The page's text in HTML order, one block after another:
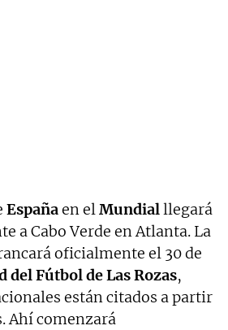
Españaen elMundialllegará
a Cabo Verde en Atlanta. La
oficialmente el 30 de
del Fútbol de Las Rozas,
están citados a partir
Ahí comenzará